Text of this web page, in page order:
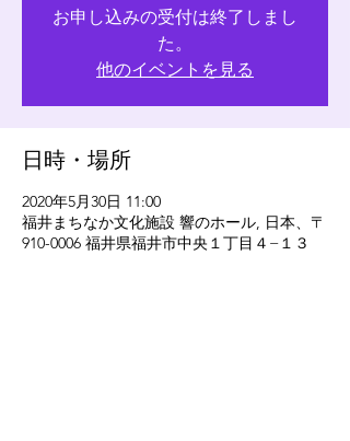
お申し込みの受付は終了しまし
た。
他のイベントを見る
日時・場所
2020年5月30日 11:00
福井まちなか文化施設 響のホール, 日本、〒
910-0006 福井県福井市中央１丁目４−１３